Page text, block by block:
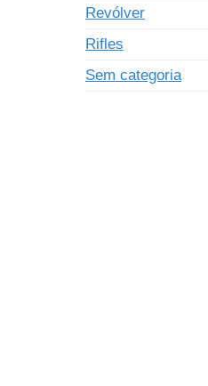
Revólver
Rifles
Sem categoria